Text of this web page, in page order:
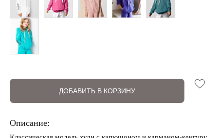
Запомнить меня на этом компьютере
ДОБАВИТЬ В КОРЗИНУ
Описание: